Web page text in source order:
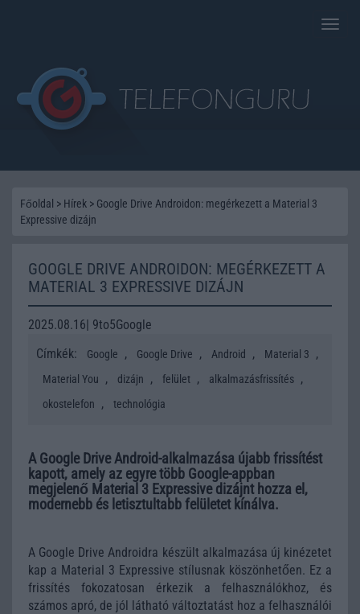
Toggle
Főoldal > Hírek > Google Drive Androidon: megérkezett a Material 3
Expressive dizájn
GOOGLE DRIVE ANDROIDON: MEGÉRKEZETT A
MATERIAL 3 EXPRESSIVE DIZÁJN
2025.08.16| 9to5Google
Címkék:
Google , Google Drive , Android , Material 3 ,
Material You , dizájn , felület , alkalmazásfrissítés ,
okostelefon , technológia
A Google Drive Android-alkalmazása újabb frissítést
kapott, amely az egyre több Google-appban
megjelenő Material 3 Expressive dizájnt hozza el,
modernebb és letisztultabb felületet kínálva.
A Google Drive Androidra készült alkalmazása új kinézetet
kap a Material 3 Expressive stílusnak köszönhetően. Ez a
frissítés fokozatosan érkezik a felhasználókhoz, és
számos apró, de jól látható változtatást hoz a felhasználói